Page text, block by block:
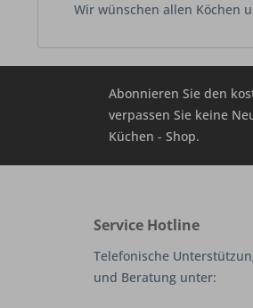
Wir wünschen allen Köchen
Abonnieren Sie den
verpassen Sie keine
Küchen - Shop.
Service Hotline
Telefonische
und Beratung unter: